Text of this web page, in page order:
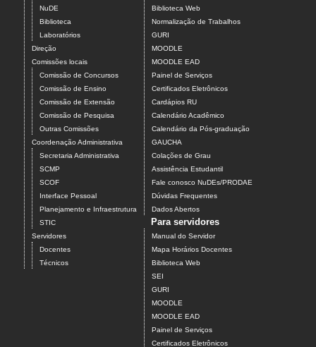
NuDE
Biblioteca
Laboratórios
Direção
Comissões locais
Comissão de Concursos
Comissão de Ensino
Comissão de Extensão
Comissão de Pesquisa
Outras Comissões
Coordenação Administrativa
Secretaria Administrativa
SCMP
SCOF
Interface Pessoal
Planejamento e Infraestrutura
STIC
Servidores
Docentes
Técnicos
Biblioteca Web
Normalização de Trabalhos
GURI
MOODLE
MOODLE EAD
Painel de Serviços
Certificados Eletrônicos
Cardápios RU
Calendário Acadêmico
Calendário da Pós-graduação
GAUCHA
Colações de Grau
Assistência Estudantil
Fale conosco NuDEs/PRODAE
Dúvidas Frequentes
Dados Abertos
Para servidores
Manual do Servidor
Mapa Horários Docentes
Biblioteca Web
SEI
GURI
MOODLE
MOODLE EAD
Painel de Serviços
Certificados Eletrônicos